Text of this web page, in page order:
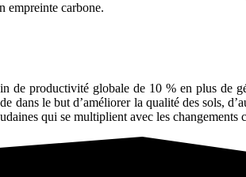
empreinte carbone.
de productivité globale de 10 % en plus de
dans le but d’améliorer la qualité des sols,
qui se multiplient avec les